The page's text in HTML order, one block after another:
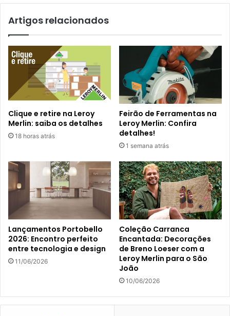
Artigos relacionados
Clique e retire na Leroy
Merlin: saiba os detalhes
18 horas atrás
Feirão de Ferramentas na
Leroy Merlin: Confira
detalhes!
1 semana atrás
Lançamentos Portobello
2026: Encontro perfeito
entre tecnologia e design
11/06/2026
Coleção Carranca
Encantada: Decorações
de Breno Loeser com a
Leroy Merlin para o São
João
10/06/2026